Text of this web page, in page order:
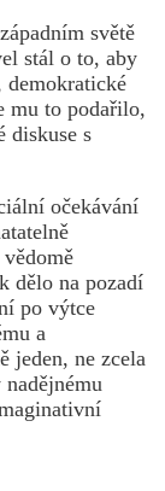
světě
stál o to, aby
mu to podařilo,
diskuse s
očekávání
dělo na pozadí
po výtce
a
jeden, ne zcela